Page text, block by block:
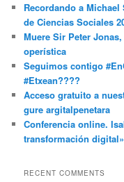
Recordando a
de Ciencias Sociales
Muere Sir Peter
operística
Seguimos contigo
#Etxean????
Acceso gratuito a
gure argitalpenetara
Conferencia online.
transformación digital»
RECENT COMMENTS